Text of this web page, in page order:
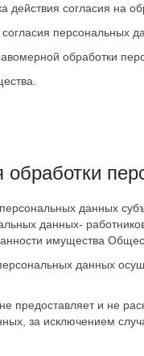
действия согласия на
персональных
обработки
обработки
данных
данных-
имущества
данных
и не
за исключением